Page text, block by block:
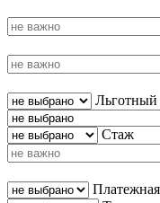
Льготный
Стаж